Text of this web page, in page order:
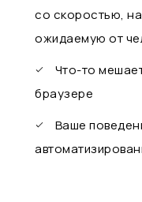
со скоростью,
ожидаемую от
Что-то
браузере
Ваше